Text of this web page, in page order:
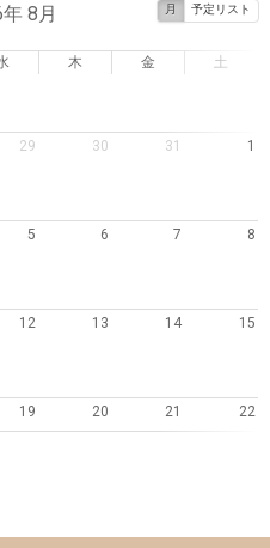
月 予定リスト
8月
木 金 土
29 30 31 1
5 6 7 8
12 13 14 15
19 20 21 22